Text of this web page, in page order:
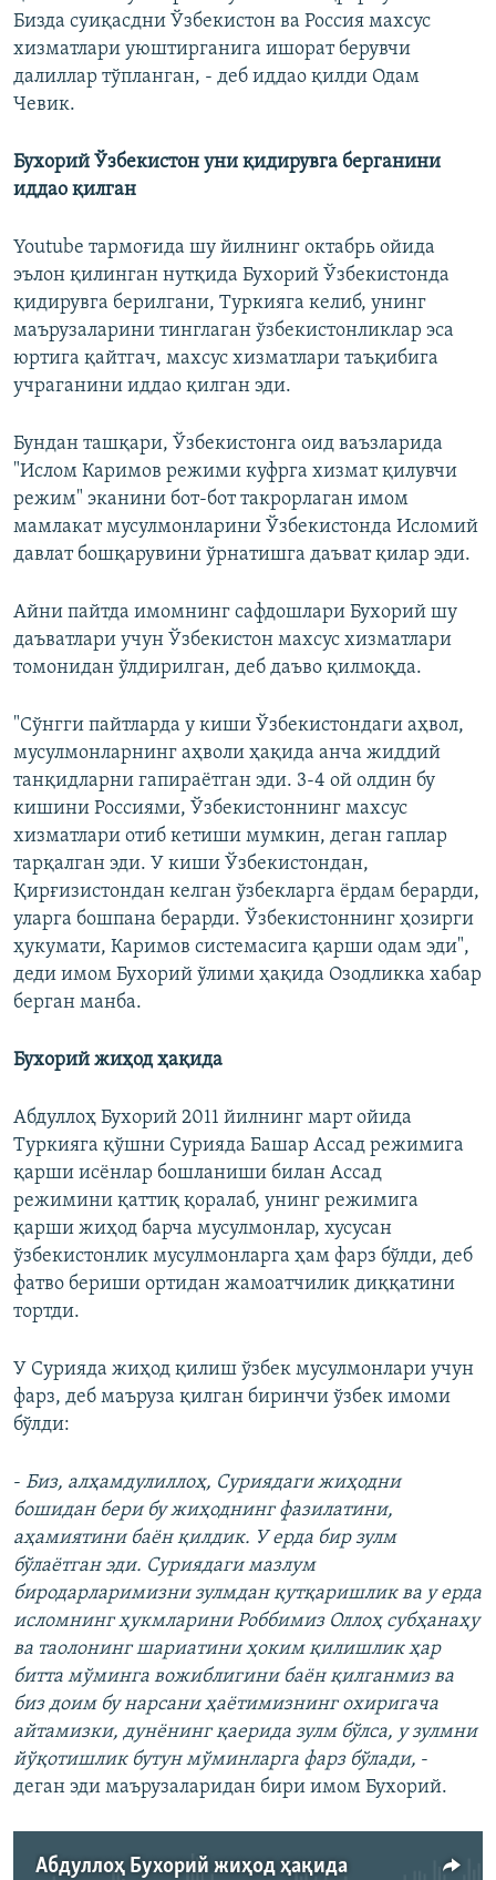
Бизда суиқасдни Ўзбекистон ва Россия махсус
хизматлари уюштирганига ишорат берувчи
далиллар тўпланган, - деб иддао қилди Одам
Чевик.
Бухорий Ўзбекистон уни қидирувга берганини
иддао қилган
Youtube тармоғида шу йилнинг октабрь ойида
эълон қилинган нутқида Бухорий Ўзбекистонда
қидирувга берилгани, Туркияга келиб, унинг
маърузаларини тинглаган ўзбекистонликлар эса
юртига қайтгач, махсус хизматлари таъқибига
учраганини иддао қилган эди.
Бундан ташқари, Ўзбекистонга оид ваъзларида
"Ислом Каримов режими куфрга хизмат қилувчи
режим" эканини бот-бот такрорлаган имом
мамлакат мусулмонларини Ўзбекистонда Исломий
давлат бошқарувини ўрнатишга даъват қилар эди.
Айни пайтда имомнинг сафдошлари Бухорий шу
даъватлари учун Ўзбекистон махсус хизматлари
томонидан ўлдирилган, деб даъво қилмоқда.
"Сўнгги пайтларда у киши Ўзбекистондаги аҳвол,
мусулмонларнинг аҳволи ҳақида анча жиддий
танқидларни гапираётган эди. 3-4 ой олдин бу
кишини Россиями, Ўзбекистоннинг махсус
хизматлари отиб кетиши мумкин, деган гаплар
тарқалган эди. У киши Ўзбекистондан,
Қирғизистондан келган ўзбекларга ёрдам берарди,
уларга бошпана берарди. Ўзбекистоннинг ҳозирги
ҳукумати, Каримов системасига қарши одам эди",
деди имом Бухорий ўлими ҳақида Озодликка хабар
берган манба.
Бухорий жиҳод ҳақида
Абдуллоҳ Бухорий 2011 йилнинг март ойида
Туркияга қўшни Сурияда Башар Ассад режимига
қарши исёнлар бошланиши билан Ассад
режимини қаттиқ қоралаб, унинг режимига
қарши жиҳод барча мусулмонлар, хусусан
ўзбекистонлик мусулмонларга ҳам фарз бўлди, деб
фатво бериши ортидан жамоатчилик диққатини
тортди.
У Сурияда жиҳод қилиш ўзбек мусулмонлари учун
фарз, деб маъруза қилган биринчи ўзбек имоми
бўлди:
- Биз, алҳамдулиллоҳ, Суриядаги жиҳодни
бошидан бери бу жиҳоднинг фазилатини,
аҳамиятини баëн қилдик. У ерда бир зулм
бўлаëтган эди. Суриядаги мазлум
биродарларимизни зулмдан қутқаришлик ва у ерда
исломнинг ҳукмларини Роббимиз Оллоҳ субҳанаҳу
ва таолонинг шариатини ҳоким қилишлик ҳар
битта мўминга вожиблигини баëн қилганмиз ва
биз доим бу нарсани ҳаëтимизнинг охиригача
айтамизки, дунëнинг қаерида зулм бўлса, у зулмни
йўқотишлик бутун мўминларга фарз бўлади, -
деган эди маърузаларидан бири имом Бухорий.
Абдуллоҳ Бухорий жиҳод ҳақида